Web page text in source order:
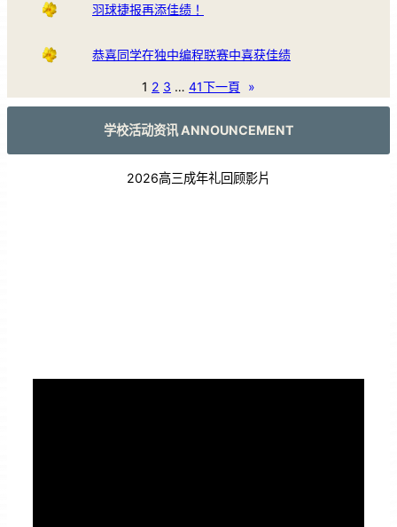
羽球捷报再添佳绩！
恭喜同学在独中编程联赛中喜获佳绩
1 2 3 … 41下一頁 »
学校活动资讯 ANNOUNCEMENT
2026高三成年礼回顾影片